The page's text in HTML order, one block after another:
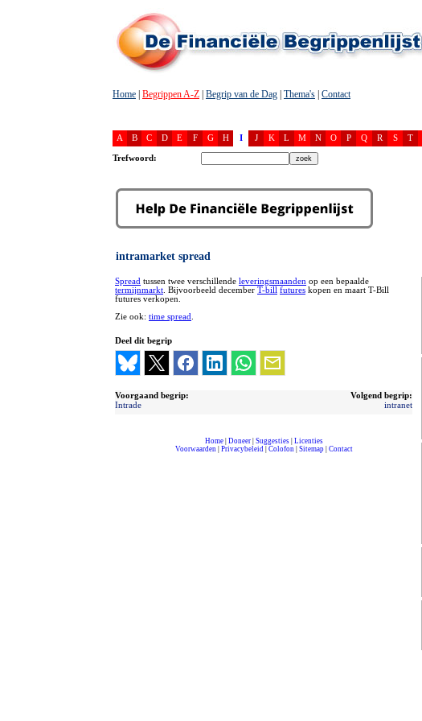
Home Begrippen A-Z Begrip van de Dag Thema's Contact
A B C D E F G H I J K L M N O P Q R S T
Trefwoord:
intramarket spread
Spread tussen twee verschillende leveringsmaanden op een bepaalde
termijnmarkt . Bijvoorbeeld december T-bill futures kopen en maart T-Bill
futures verkopen.
Zie ook: time spread
Deel dit begrip
Voorgaand begrip:
Intrade
Volgend begrip:
intranet
Home| Doneer| Suggesties| Licenties
Voorwaarden| Privacybeleid| Colofon| Sitemap| Contact